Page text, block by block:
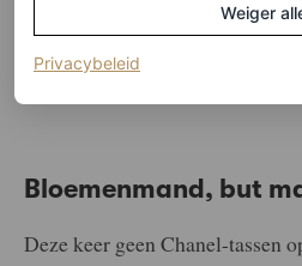
3
Bloemenmand, but
Deze keer geen Chanel-tassen
Weiger
Privacybeleid